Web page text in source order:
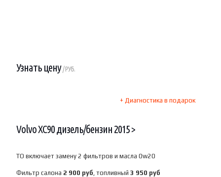
Узнать цену/ РУБ.
+ Диагностика в подарок
Volvo XC90 дизель/бензин 2015 >
ТО включает замену 2 фильтров и масла 0w20
Фильтр салона 2 900 руб , топливный 3 950 руб